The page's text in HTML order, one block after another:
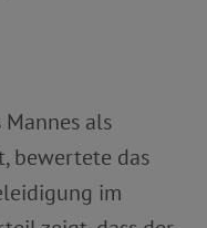
als
bewertete das
im